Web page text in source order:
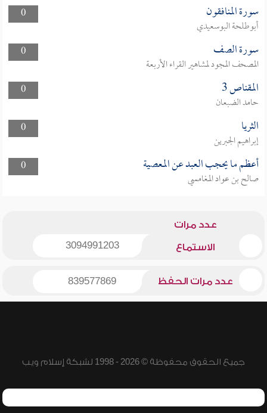
0
سورة المنافقون
أبوطلحة البوسعيدي
0
سورة الصف
المصحف المجود لمشاهير القراء الأربعة
0
المقناص 3
حامد الضبعان
0
الثريا
إبراهيم الجبرين
0
أعظم ما يحجب العبد عن المعصية
صالح بن عواد المغامسي
عدد مرات
الاستماع 3094991203
عدد مرات الحفظ 839577869
جميع الحقوق محفوظة © 2026 - 1998 لشبكة إسلام ويب